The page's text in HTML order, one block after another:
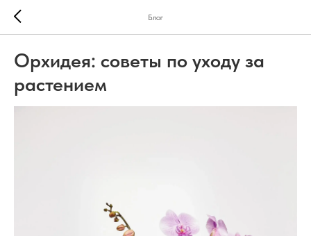
Блог
Орхидея: советы по уходу за
растением